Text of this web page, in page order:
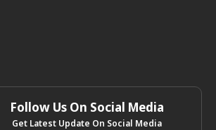
Follow Us On Social Media
Get Latest Update On Social Media